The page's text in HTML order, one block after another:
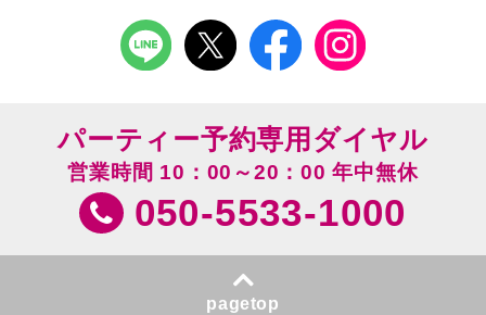
パーティー予約専用ダイヤル
営業時間 10：00～20：00 年中無休
050-5533-1000
pagetop